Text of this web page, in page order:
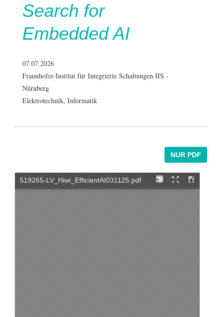
Search for
Embedded AI
07.07.2026
Fraunhofer-Institut für Integrierte Schaltungen IIS -
Nürnberg
Elektrotechnik, Informatik
NUR PDF